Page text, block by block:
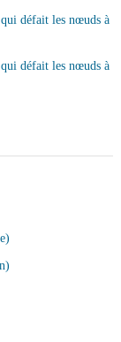
défait les nœuds à
défait les nœuds à